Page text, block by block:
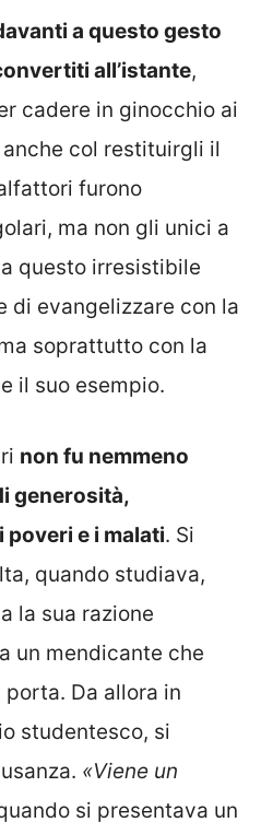
a questo gesto
all’istante,
cadere in ginocchio ai
col restituirgli il
furono
ma non gli unici a
questo irresistibile
di evangelizzare con la
soprattutto con la
il suo esempio.
non fu nemmeno
generosità,
e i malati. Si
quando studiava,
la sua razione
un mendicante che
Da allora in
studentesco, si
«Viene un
si presentava un